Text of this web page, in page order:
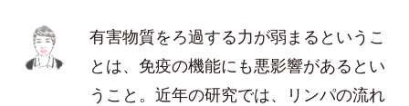
有害物質をろ過する力が弱まるというこ
とは、免疫の機能にも悪影響があるとい
うこと。近年の研究では、リンパの流れ